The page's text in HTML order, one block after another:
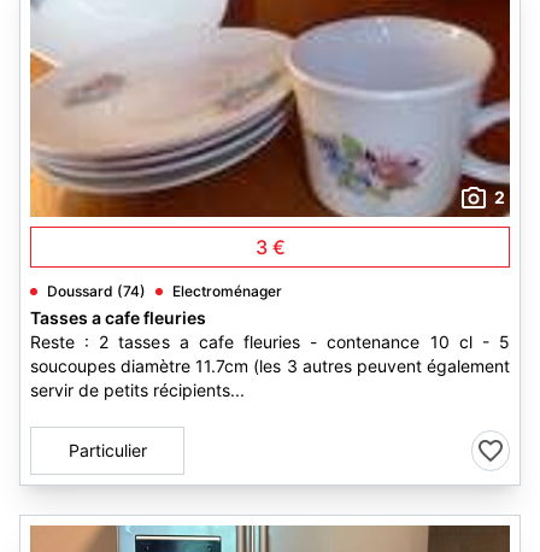
2
3 €
Doussard (74) Electroménager
Tasses a cafe fleuries
Reste : 2 tasses a cafe fleuries - contenance 10 cl - 5
soucoupes diamètre 11.7cm (les 3 autres peuvent également
servir de petits récipients...
Particulier